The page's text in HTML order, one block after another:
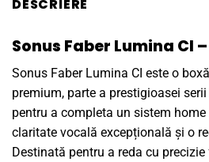
DESCRIERE
Sonus Faber Lumina CI
Sonus Faber Lumina CI este o
premium, parte a prestigioasei
pentru a completa un sistem
claritate vocală excepțională și o
Destinată pentru a reda cu